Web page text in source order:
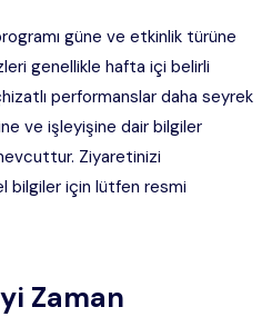
güne ve etkinlik türüne
genellikle hafta içi belirli
performanslar daha seyrek
ve işleyişine dair bilgiler
Ziyaretinizi
bilgiler için lütfen resmi
Zaman